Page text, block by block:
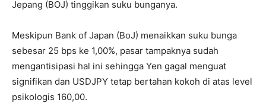
Jepang (BOJ) tinggikan suku bunganya.
Meskipun Bank of Japan (BoJ) menaikkan suku bunga
sebesar 25 bps ke 1,00%, pasar tampaknya sudah
mengantisipasi hal ini sehingga Yen gagal menguat
signifikan dan USDJPY tetap bertahan kokoh di atas level
psikologis 160,00.